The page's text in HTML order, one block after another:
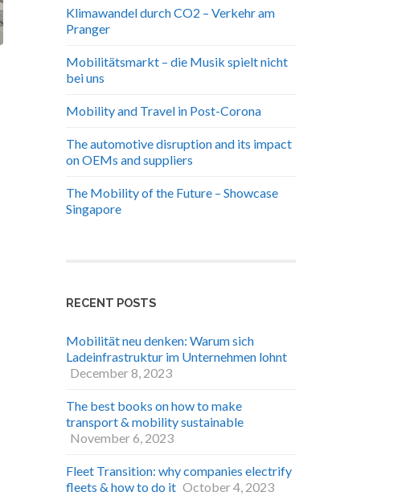
Klimawandel durch CO2 – Verkehr am
Pranger
Mobilitätsmarkt – die Musik spielt nicht
bei uns
Mobility and Travel in Post-Corona
The automotive disruption and its impact
on OEMs and suppliers
The Mobility of the Future – Showcase
Singapore
RECENT POSTS
Mobilität neu denken: Warum sich
Ladeinfrastruktur im Unternehmen lohnt
December 8, 2023
The best books on how to make
transport & mobility sustainable
November 6, 2023
Fleet Transition: why companies electrify
fleets & how to do it October 4, 2023